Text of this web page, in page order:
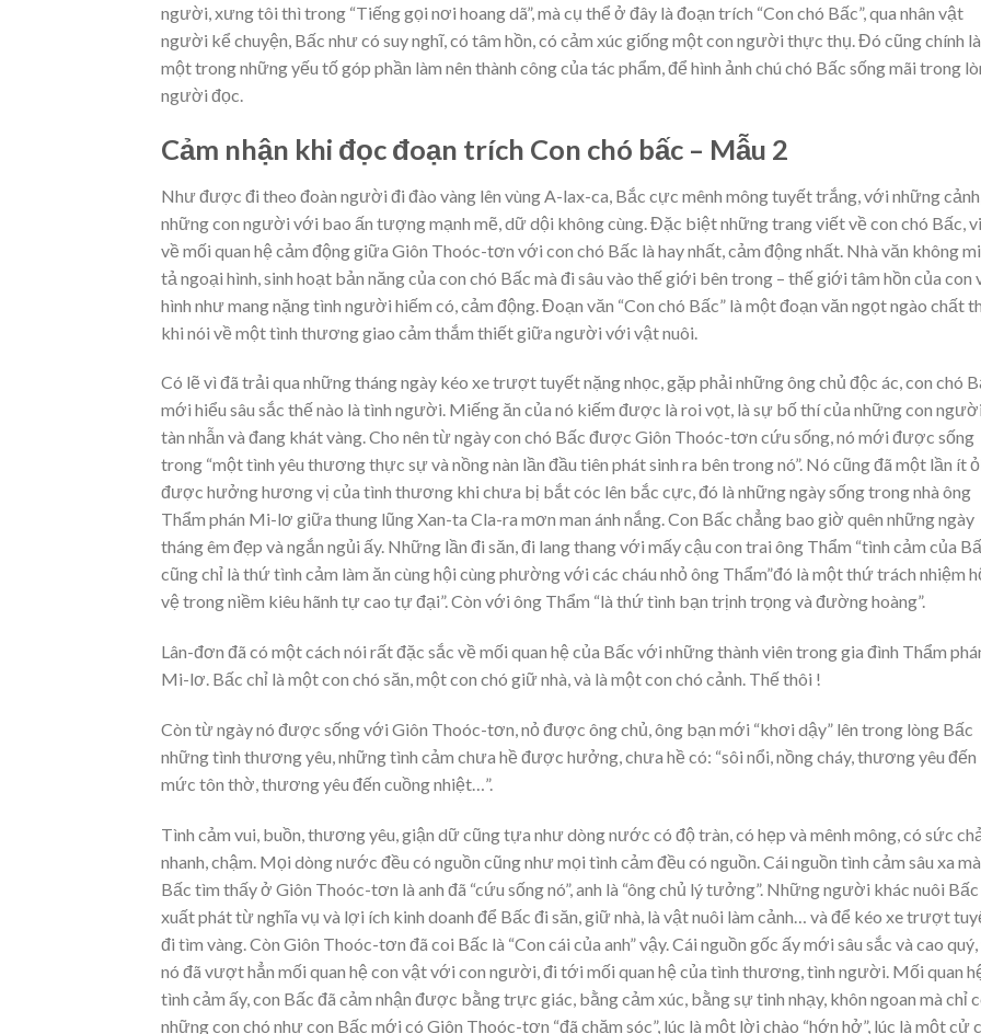
người, xưng tôi thì trong “Tiếng gọi nơi hoang dã”, mà cụ thể ở đây là đoạn trích “Con chó Bấc”, qua nhân vật
người kể chuyện, Bấc như có suy nghĩ, có tâm hồn, có cảm xúc giống một con người thực thụ. Đó cũng chính là
một trong những yếu tố góp phần làm nên thành công của tác phẩm, để hình ảnh chú chó Bấc sống mãi trong
người đọc.
Cảm nhận khi đọc đoạn trích Con chó bấc – Mẫu 2
Như được đi theo đoàn người đi đào vàng lên vùng A-lax-ca, Bắc cực mênh mông tuyết trắng, với những cảnh,
những con người với bao ấn tượng mạnh mẽ, dữ dội không cùng. Đặc biệt những trang viết về con chó Bấc,
về mối quan hệ cảm động giữa Giôn Thoóc-tơn với con chó Bấc là hay nhất, cảm động nhất. Nhà văn không
tả ngoại hình, sinh hoạt bản năng của con chó Bấc mà đi sâu vào thế giới bên trong – thế giới tâm hồn của con
hình như mang nặng tình người hiếm có, cảm động. Đoạn văn “Con chó Bấc” là một đoạn văn ngọt ngào chất
khi nói về một tình thương giao cảm thắm thiết giữa người với vật nuôi.
Có lẽ vì đã trải qua những tháng ngày kéo xe trượt tuyết nặng nhọc, gặp phải những ông chủ độc ác, con chó
mới hiểu sâu sắc thế nào là tình người. Miếng ăn của nó kiếm được là roi vọt, là sự bố thí của những con người
tàn nhẫn và đang khát vàng. Cho nên từ ngày con chó Bấc được Giôn Thoóc-tơn cứu sống, nó mới được sống
trong “một tình yêu thương thực sự và nồng nàn lần đầu tiên phát sinh ra bên trong nó”. Nó cũng đã một lần ít
được hưởng hương vị của tình thương khi chưa bị bắt cóc lên bắc cực, đó là những ngày sống trong nhà ông
Thẩm phán Mi-lơ giữa thung lũng Xan-ta Cla-ra mơn man ánh nắng. Con Bấc chẳng bao giờ quên những ngày
tháng êm đẹp và ngắn ngủi ấy. Những lần đi săn, đi lang thang với mấy cậu con trai ông Thẩm “tình cảm của
cũng chỉ là thứ tình cảm làm ăn cùng hội cùng phường với các cháu nhỏ ông Thẩm”đó là một thứ trách nhiệm
vệ trong niềm kiêu hãnh tự cao tự đại”. Còn với ông Thẩm “là thứ tình bạn trịnh trọng và đường hoàng”.
Lân-đơn đã có một cách nói rất đặc sắc về mối quan hệ của Bấc với những thành viên trong gia đình Thẩm
Mi-lơ. Bấc chỉ là một con chó săn, một con chó giữ nhà, và là một con chó cảnh. Thế thôi !
Còn từ ngày nó được sống với Giôn Thoóc-tơn, nỏ được ông chủ, ông bạn mới “khơi dậy” lên trong lòng Bấc
những tình thương yêu, những tình cảm chưa hề được hưởng, chưa hề có: “sôi nổi, nồng cháy, thương yêu đến
mức tôn thờ, thương yêu đến cuồng nhiệt…”.
Tình cảm vui, buồn, thương yêu, giận dữ cũng tựa như dòng nước có độ tràn, có hẹp và mênh mông, có sức
nhanh, chậm. Mọi dòng nước đều có nguồn cũng như mọi tình cảm đều có nguồn. Cái nguồn tình cảm sâu xa mà
Bấc tìm thấy ở Giôn Thoóc-tơn là anh đã “cứu sống nó”, anh là “ông chủ lý tưởng”. Những người khác nuôi Bấc
xuất phát từ nghĩa vụ và lợi ích kinh doanh để Bấc đi săn, giữ nhà, là vật nuôi làm cảnh… và để kéo xe trượt
đi tìm vàng. Còn Giôn Thoóc-tơn đã coi Bấc là “Con cái của anh” vậy. Cái nguồn gốc ấy mới sâu sắc và cao
nó đã vượt hẳn mối quan hệ con vật với con người, đi tới mối quan hệ của tình thương, tình người. Mối quan
tình cảm ấy, con Bấc đã cảm nhận được bằng trực giác, bằng cảm xúc, bằng sự tinh nhạy, khôn ngoan mà chỉ
những con chó như con Bấc mới có Giôn Thoóc-tơn “đã chăm sóc”, lúc là một lời chào “hớn hở”, lúc là một cử